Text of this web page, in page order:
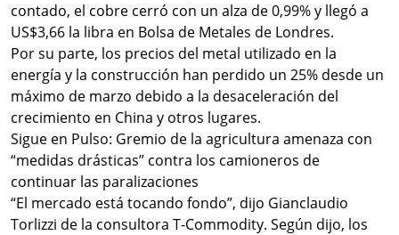
contado, el cobre cerró con un alza de 0,99% y llegó a
US$3,66 la libra en Bolsa de Metales de Londres.
Por su parte, los precios del metal utilizado en la
energía y la construcción han perdido un 25% desde un
máximo de marzo debido a la desaceleración del
crecimiento en China y otros lugares.
Sigue en Pulso: Gremio de la agricultura amenaza con
“medidas drásticas” contra los camioneros de
continuar las paralizaciones
“El mercado está tocando fondo”, dijo Gianclaudio
Torlizzi de la consultora T-Commodity. Según dijo, los